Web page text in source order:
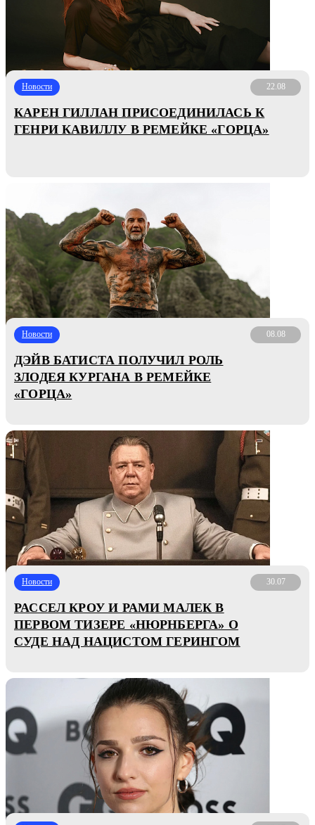
Новости 22.08
КАРЕН ГИЛЛАН ПРИСОЕДИНИЛАСЬ К
ГЕНРИ КАВИЛЛУ В РЕМЕЙКЕ «ГОРЦА»
Новости 08.08
ДЭЙВ БАТИСТА ПОЛУЧИЛ РОЛЬ
ЗЛОДЕЯ КУРГАНА В РЕМЕЙКЕ
«ГОРЦА»
Новости 30.07
РАССЕЛ КРОУ И РАМИ МАЛЕК В
ПЕРВОМ ТИЗЕРЕ «НЮРНБЕРГА» О
СУДЕ НАД НАЦИСТОМ ГЕРИНГОМ